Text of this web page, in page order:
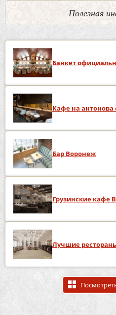
Полезная
Банкет
Кафе на
Бар Воронеж
Грузинские кафе
Лучшие